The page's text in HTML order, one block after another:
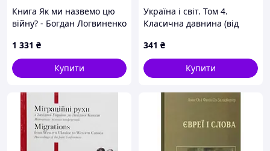
Книга Як ми назвемо цю
війну? - Богдан Логвиненко
1 331 ₴
Купити
Україна і світ. Том 4.
Класична давнина (від
народів до раннього
середньовіччя)(350 DE
341 ₴
Купити